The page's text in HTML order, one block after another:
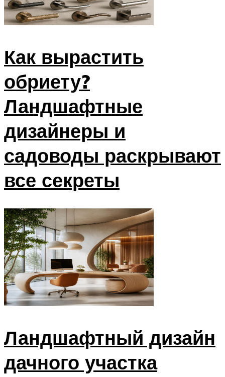
Как вырастить
обриету?
Ландшафтные
дизайнеры и
садоводы раскрывают
все секреты
Ландшафтный дизайн
дачного участка